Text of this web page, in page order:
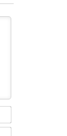
Name*
Email*